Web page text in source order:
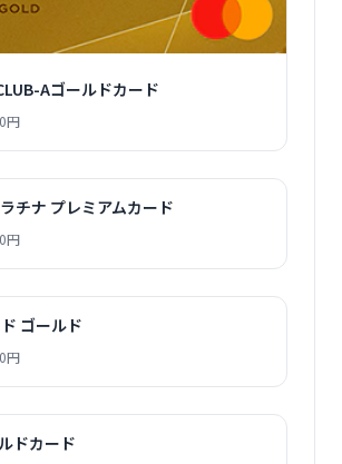
Aゴールドカード
円
チナ プレミアムカード
円
ゴールド
円
ドカード